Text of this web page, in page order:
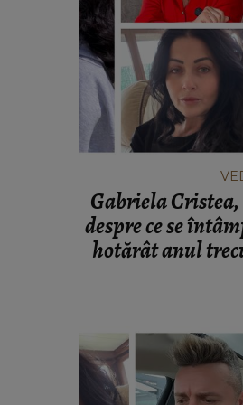
Gabriela
despre ce se
hotărât anul
Ce pensie
la stat.
pe care îi are
"Niciodată